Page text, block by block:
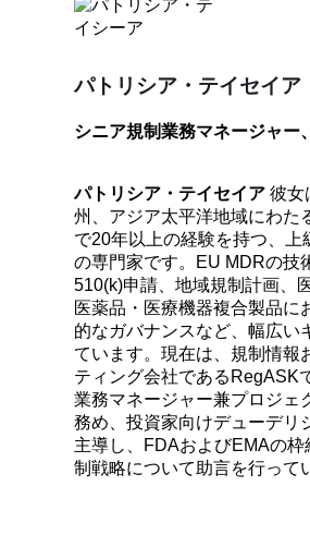
パトリシア・テイセイア
シニア規制業務マネージャー
パトリシア・テイセイア 彼女
州、アジア太平洋地域にわた
で20年以上の経験を持つ、上
の専門家です。EU MDRの技
510(k)申請、地域規制計画、
医薬品・医療機器複合製品に
的なガバナンスなど、幅広い
ています。現在は、規制情報
ティング会社であるRegASK
業務マネージャー兼プロジェ
務め、投資家向けデューデリ
主導し、FDAおよびEMAの枠
制戦略について助言を行って